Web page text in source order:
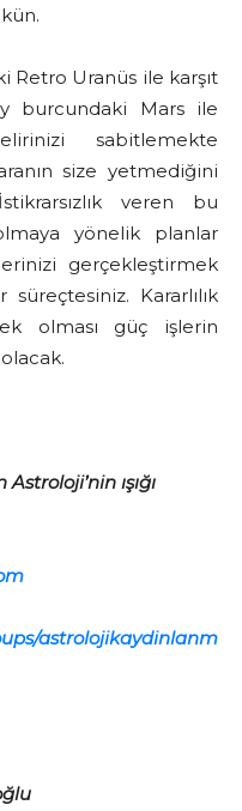
Retro Uranüs ile karşıt
burcundaki Mars ile
sabitlemekte
size yetmediğini
veren bu
yönelik planlar
gerçekleştirmek
Kararlılık
olması güç işlerin
ışığı
astrolojikaydinlanm